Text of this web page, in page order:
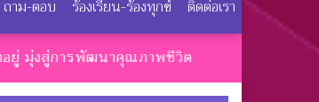
ถาม-ตอบ ร้องเรียน-ร้องทุกข์ ติดต่อเรา
พัฒนาคุณภาพชีวิต